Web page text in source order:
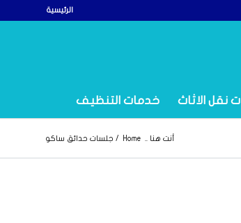
الرئيسية
نقل الاثاث خدمات التنظيف
أنت هنا .. Home
/ جلسات حدائق ساكو